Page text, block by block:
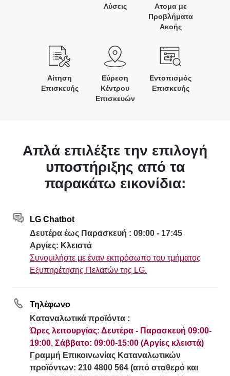
Λύσεις
Ατομα με
Προβλήματα
Ακοής
Αίτηση
Επισκευής
Εύρεση
Κέντρου
Επισκευών
Εντοπισμός
Επισκευής
Απλά επιλέξτε την επιλογή
υποστήριξης από τα
παρακάτω εικονίδια:
LG Chatbot
Δευτέρα έως Παρασκευή : 09:00 - 17:45
Αργίες: Κλειστά
Συνομιλήστε με έναν εκπρόσωπο του τμήματος
Εξυπηρέτησης Πελατών της LG.
Τηλέφωνο
Καταναλωτικά προϊόντα :
Ώρες λειτουργίας: Δευτέρα - Παρασκευή 09:00-
19:00, Σάββατο: 09:00-15:00 (Αργίες κλειστά)
Γραμμή Eπικοινωνίας Καταναλωτικών
προϊόντων: 210 4800 564 (από σταθερό και